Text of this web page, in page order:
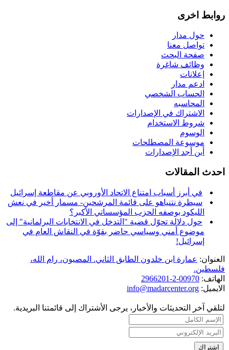
روابط اخرى
حول مدار
تواصل معنا
صفحة البحث
وظائف شاغرة
إعلانات
ادعم مدار
الحساب الشخصي
المحاسبه
الاشتراك في الإصدارات
شروط الاستخدام
الوسوم
موسوعة المصطلحات
أين أجد الإصدارات
احدث المقالات
في أبرز أسباب امتناع الاتحاد الأوروبي عن مقاطعة إسرائيل
سيطرة نتنياهو على قائمة المرشحين- مسمار أخير في نعش
الليكود بوصفه الحزب المؤسساتي الأكبر؟
حول دلالة تحوّل قضية "التدخل في الانتخابات البرلمانية" إلى
موضوع أمني وسياسي حاضر بقوّة في النقاش العام في
إسرائيل!
العنوان: عمارة ابن خلدون الطابق الثاني. المصيون، رام الله،
فلسطين.
الهاتف: 00970-2-2966201
الايميل: info@madarcenter.org
لتلقي آخر التحديثات والأخبار، يرجى الأشتراك إلى قائمتنا البريدية.